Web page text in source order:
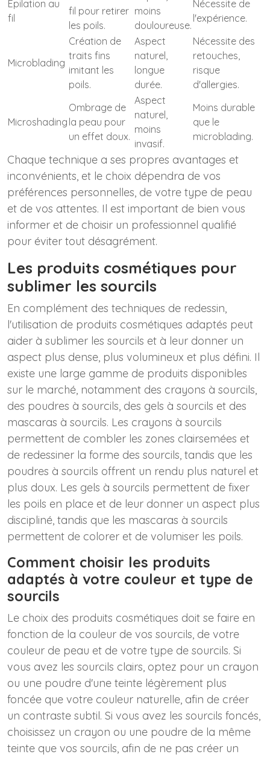
Épilation au
fil
fil pour retirer
les poils.
moins
douloureuse.
Nécessite de
l'expérience.
Microblading
Création de
traits fins
imitant les
poils.
Aspect
naturel,
longue
durée.
Nécessite des
retouches,
risque
d'allergies.
Microshading
Ombrage de
la peau pour
un effet doux.
Aspect
naturel,
moins
invasif.
Moins durable
que le
microblading.
Chaque technique a ses propres avantages et
inconvénients, et le choix dépendra de vos
préférences personnelles, de votre type de peau
et de vos attentes. Il est important de bien vous
informer et de choisir un professionnel qualifié
pour éviter tout désagrément.
Les produits cosmétiques pour
sublimer les sourcils
En complément des techniques de redessin,
l'utilisation de produits cosmétiques adaptés peut
aider à sublimer les sourcils et à leur donner un
aspect plus dense, plus volumineux et plus défini. Il
existe une large gamme de produits disponibles
sur le marché, notamment des crayons à sourcils,
des poudres à sourcils, des gels à sourcils et des
mascaras à sourcils. Les crayons à sourcils
permettent de combler les zones clairsemées et
de redessiner la forme des sourcils, tandis que les
poudres à sourcils offrent un rendu plus naturel et
plus doux. Les gels à sourcils permettent de fixer
les poils en place et de leur donner un aspect plus
discipliné, tandis que les mascaras à sourcils
permettent de colorer et de volumiser les poils.
Comment choisir les produits
adaptés à votre couleur et type de
sourcils
Le choix des produits cosmétiques doit se faire en
fonction de la couleur de vos sourcils, de votre
couleur de peau et de votre type de sourcils. Si
vous avez les sourcils clairs, optez pour un crayon
ou une poudre d'une teinte légèrement plus
foncée que votre couleur naturelle, afin de créer
un contraste subtil. Si vous avez les sourcils foncés,
choisissez un crayon ou une poudre de la même
teinte que vos sourcils, afin de ne pas créer un